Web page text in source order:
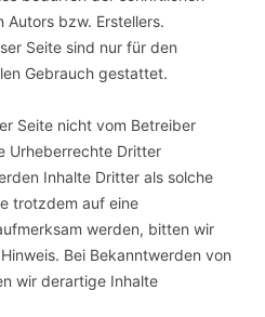
Autors bzw. Erstellers.
Seite sind nur für den
Gebrauch gestattet.
Seite nicht vom Betreiber
Urheberrechte Dritter
Inhalte Dritter als solche
trotzdem auf eine
werden, bitten wir
Bei Bekanntwerden von
wir derartige Inhalte